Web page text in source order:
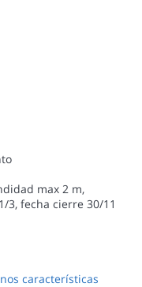
max 2 m,
fecha cierre 30/11
características